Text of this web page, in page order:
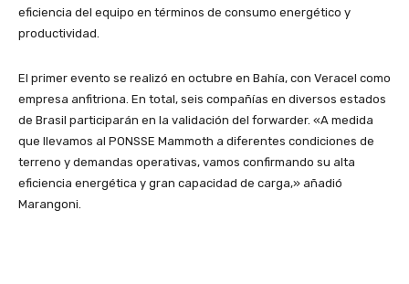
eficiencia del equipo en términos de consumo energético y
productividad.
El primer evento se realizó en octubre en Bahía, con Veracel como
empresa anfitriona. En total, seis compañías en diversos estados
de Brasil participarán en la validación del forwarder. «A medida
que llevamos al PONSSE Mammoth a diferentes condiciones de
terreno y demandas operativas, vamos confirmando su alta
eficiencia energética y gran capacidad de carga,» añadió
Marangoni.